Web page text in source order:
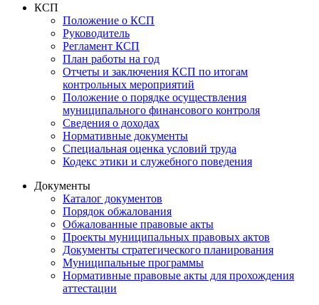
КСП
Положение о КСП
Руководитель
Регламент КСП
План работы на год
Отчеты и заключения КСП по итогам
контрольных мероприятий
Положение о порядке осуществления
муниципального финансового контроля
Сведения о доходах
Нормативные документы
Специальная оценка условий труда
Кодекс этики и служебного поведения
Документы
Каталог документов
Порядок обжалования
Обжалованные правовые акты
Проекты муниципальных правовых актов
Документы стратегического планирования
Муниципальные программы
Нормативные правовые акты для прохождения
аттестации